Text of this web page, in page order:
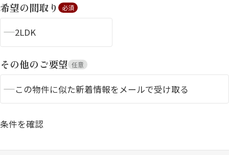
シャーメゾンとは
ルームツアー
希望の間取り 必須
2LDK
その他のご要望 任意
この物件に似た新着情報をメールで受け取る
条件を確認